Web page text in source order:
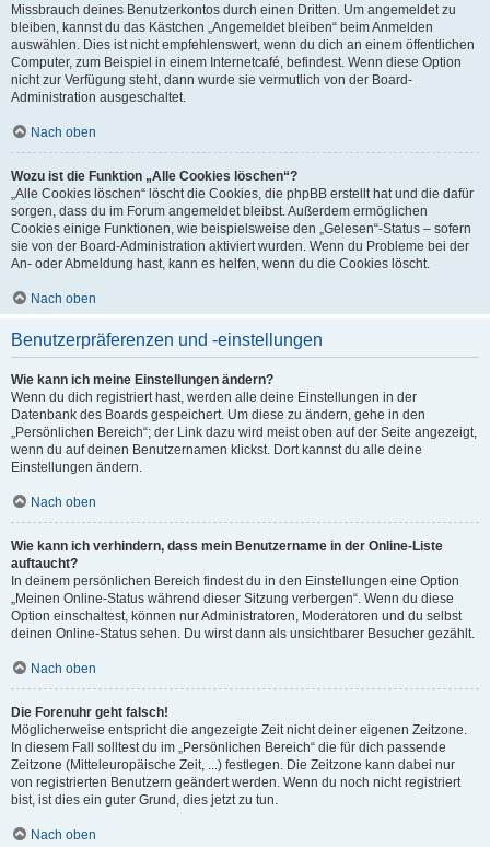
Missbrauch deines Benutzerkontos durch einen Dritten. Um angemeldet zu
bleiben, kannst du das Kästchen „Angemeldet bleiben“ beim Anmelden
auswählen. Dies ist nicht empfehlenswert, wenn du dich an einem öffentlichen
Computer, zum Beispiel in einem Internetcafé, befindest. Wenn diese Option
nicht zur Verfügung steht, dann wurde sie vermutlich von der Board-
Administration ausgeschaltet.
Nach oben
Wozu ist die Funktion „Alle Cookies löschen“?
„Alle Cookies löschen“ löscht die Cookies, die phpBB erstellt hat und die dafür
sorgen, dass du im Forum angemeldet bleibst. Außerdem ermöglichen
Cookies einige Funktionen, wie beispielsweise den „Gelesen“-Status – sofern
sie von der Board-Administration aktiviert wurden. Wenn du Probleme bei der
An- oder Abmeldung hast, kann es helfen, wenn du die Cookies löscht.
Nach oben
Benutzerpräferenzen und -einstellungen
Wie kann ich meine Einstellungen ändern?
Wenn du dich registriert hast, werden alle deine Einstellungen in der
Datenbank des Boards gespeichert. Um diese zu ändern, gehe in den
„Persönlichen Bereich“; der Link dazu wird meist oben auf der Seite angezeigt,
wenn du auf deinen Benutzernamen klickst. Dort kannst du alle deine
Einstellungen ändern.
Nach oben
Wie kann ich verhindern, dass mein Benutzername in der Online-Liste
auftaucht?
In deinem persönlichen Bereich findest du in den Einstellungen eine Option
„Meinen Online-Status während dieser Sitzung verbergen“. Wenn du diese
Option einschaltest, können nur Administratoren, Moderatoren und du selbst
deinen Online-Status sehen. Du wirst dann als unsichtbarer Besucher gezählt.
Nach oben
Die Forenuhr geht falsch!
Möglicherweise entspricht die angezeigte Zeit nicht deiner eigenen Zeitzone.
In diesem Fall solltest du im „Persönlichen Bereich“ die für dich passende
Zeitzone (Mitteleuropäische Zeit, ...) festlegen. Die Zeitzone kann dabei nur
von registrierten Benutzern geändert werden. Wenn du noch nicht registriert
bist, ist dies ein guter Grund, dies jetzt zu tun.
Nach oben